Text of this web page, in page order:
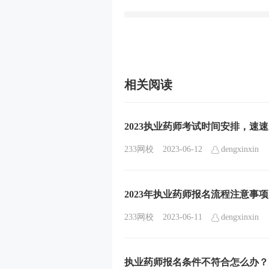
相关阅读
2023执业药师考试时间安排，速
233网校 2023-06-12 dengxinxin
2023年执业药师报名流程注意事项
233网校 2023-06-11 dengxinxin
执业药师报名条件不符合怎么办？